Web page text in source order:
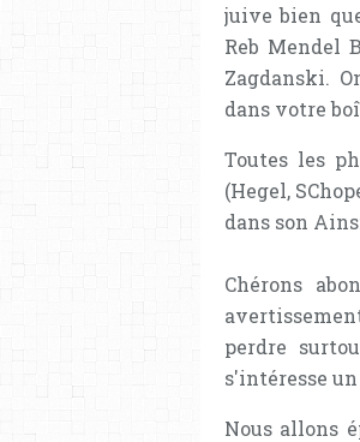
juive bien
Reb Mendel
Zagdanski.
dans votre
Toutes les
(Hegel,
dans son
Chérons
perdre
s'intéresse
Nous allons